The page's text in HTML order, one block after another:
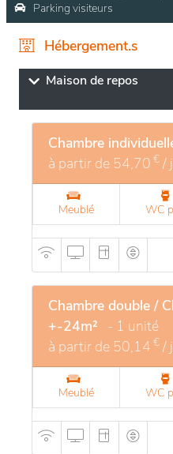
Parking visiteurs
Hébergement.s
Maison de repos
Chambre
à partir de 54,70 € /
Meublé WC
Chambre double /
+-24m² - 1 unité
à partir de 50,14 € /
Meublé WC